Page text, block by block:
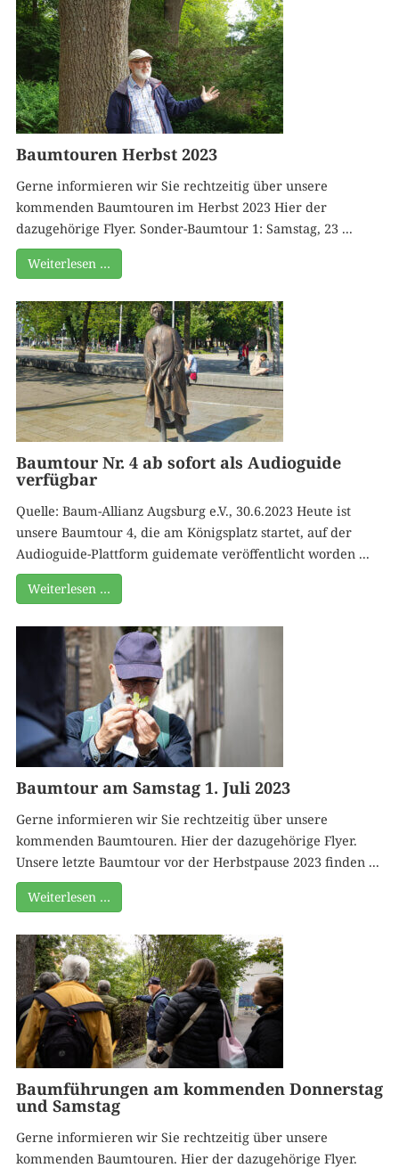
Baumtouren Herbst 2023
Gerne informieren wir Sie rechtzeitig über unsere
kommenden Baumtouren im Herbst 2023 Hier der
dazugehörige Flyer. Sonder-Baumtour 1: Samstag, 23 ...
Weiterlesen …
Baumtour Nr. 4 ab sofort als Audioguide
verfügbar
Quelle: Baum-Allianz Augsburg e.V., 30.6.2023 Heute ist
unsere Baumtour 4, die am Königsplatz startet, auf der
Audioguide-Plattform guidemate veröffentlicht worden ...
Weiterlesen …
Baumtour am Samstag 1. Juli 2023
Gerne informieren wir Sie rechtzeitig über unsere
kommenden Baumtouren. Hier der dazugehörige Flyer.
Unsere letzte Baumtour vor der Herbstpause 2023 finden ...
Weiterlesen …
Baumführungen am kommenden Donnerstag
und Samstag
Gerne informieren wir Sie rechtzeitig über unsere
kommenden Baumtouren. Hier der dazugehörige Flyer.